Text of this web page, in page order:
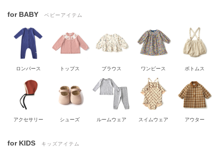
for BABY ベビーアイテム
ロンパース トップス ブラウス ワンピース ボトムス
アクセサリー シューズ ルームウェア スイムウェア アウター
for KIDS キッズアイテム